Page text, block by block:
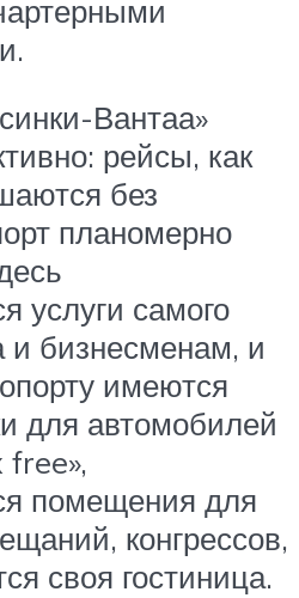
Вантаа»
рейсы, как
без
планомерно
услуги самого
и бизнесменам, и
имеются
для автомобилей
помещения для
конгрессов,
своя гостиница.